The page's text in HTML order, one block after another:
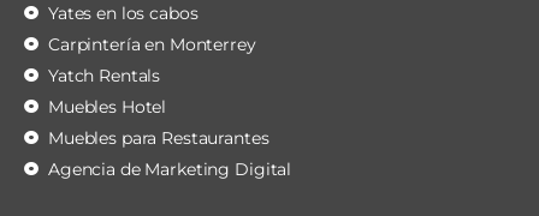
Yates en los cabos
Carpintería en Monterrey
Yatch Rentals
Muebles Hotel
Muebles para Restaurantes
Agencia de Marketing Digital